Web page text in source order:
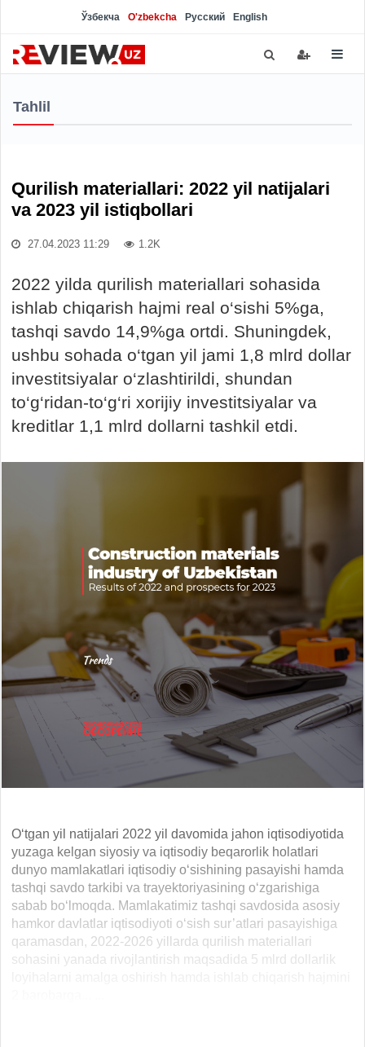
Ўзбекча O'zbekcha Русский English
Tahlil
Qurilish materiallari: 2022 yil natijalari
va 2023 yil istiqbollari
27.04.2023 11:29 1.2K
2022 yilda qurilish materiallari sohasida
ishlab chiqarish hajmi real o‘sishi 5%ga,
tashqi savdo 14,9%ga ortdi. Shuningdek,
ushbu sohada o‘tgan yil jami 1,8 mlrd dollar
investitsiyalar o‘zlashtirildi, shundan
to‘g‘ridan-to‘g‘ri xorijiy investitsiyalar va
kreditlar 1,1 mlrd dollarni tashkil etdi.
O‘tgan yil natijalari 2022 yil davomida jahon iqtisodiyotida
yuzaga kelgan siyosiy va iqtisodiy beqarorlik holatlari
dunyo mamlakatlari iqtisodiy o‘sishining pasayishi hamda
tashqi savdo tarkibi va trayektoriyasining o‘zgarishiga
sabab bo‘lmoqda. Mamlakatimiz tashqi savdosida asosiy
hamkor davlatlar iqtisodiyoti o‘sish sur’atlari pasayishiga
qaramasdan, 2022-2026 yillarda qurilish materiallari
sohasini yanada rivojlantirish maqsadida 5 mlrd dollarlik